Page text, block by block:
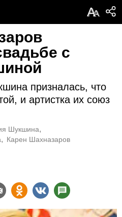
АА
с
призналась, что
и артистка их союз
Шукшина
Карен Шахназаров